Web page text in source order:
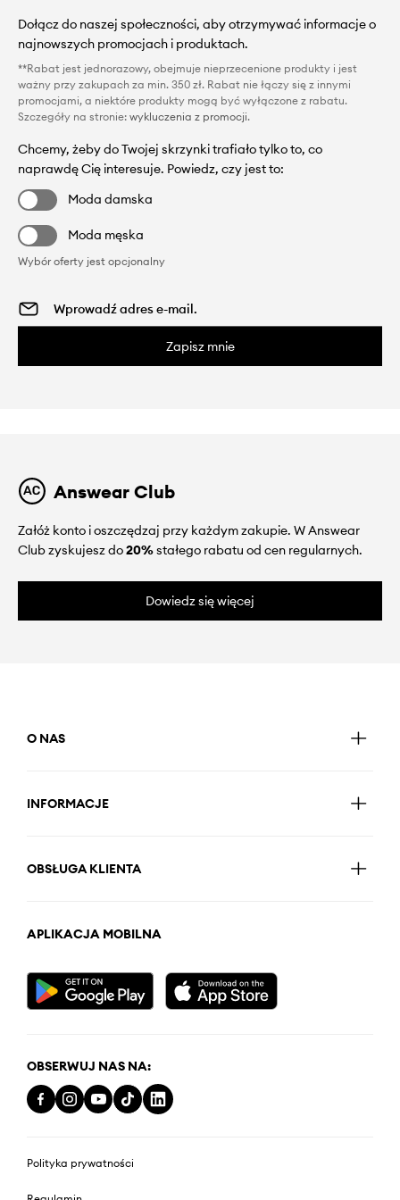
Dołącz do naszej społeczności, aby otrzymywać informacje o
najnowszych promocjach i produktach.
**Rabat jest jednorazowy, obejmuje nieprzecenione produkty i jest
ważny przy zakupach za min. 350 zł. Rabat nie łączy się z innymi
promocjami, a niektóre produkty mogą być wyłączone z rabatu.
Szczegóły na stronie: wykluczenia z promocji.
Chcemy, żeby do Twojej skrzynki trafiało tylko to, co
naprawdę Cię interesuje. Powiedz, czy jest to:
Moda damska
Moda męska
Wybór oferty jest opcjonalny
Zapisz mnie
Answear Club
Załóż konto i oszczędzaj przy każdym zakupie. W Answear
Club zyskujesz do20%stałego rabatu od cen regularnych.
Dowiedz się więcej
O NAS
INFORMACJE
OBSŁUGA KLIENTA
APLIKACJA MOBILNA
OBSERWUJ NAS NA:
Polityka prywatności